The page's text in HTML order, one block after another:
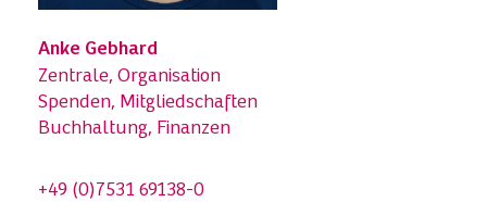
Anke Gebhard
Zentrale, Organisation
Spenden, Mitgliedschaften
Buchhaltung, Finanzen
+49 (0)7531 69138-0